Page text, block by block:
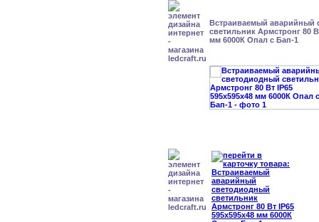
Встраиваемый аварийный
светильник Армстронг 80
мм 6000К Опал с Бап-1